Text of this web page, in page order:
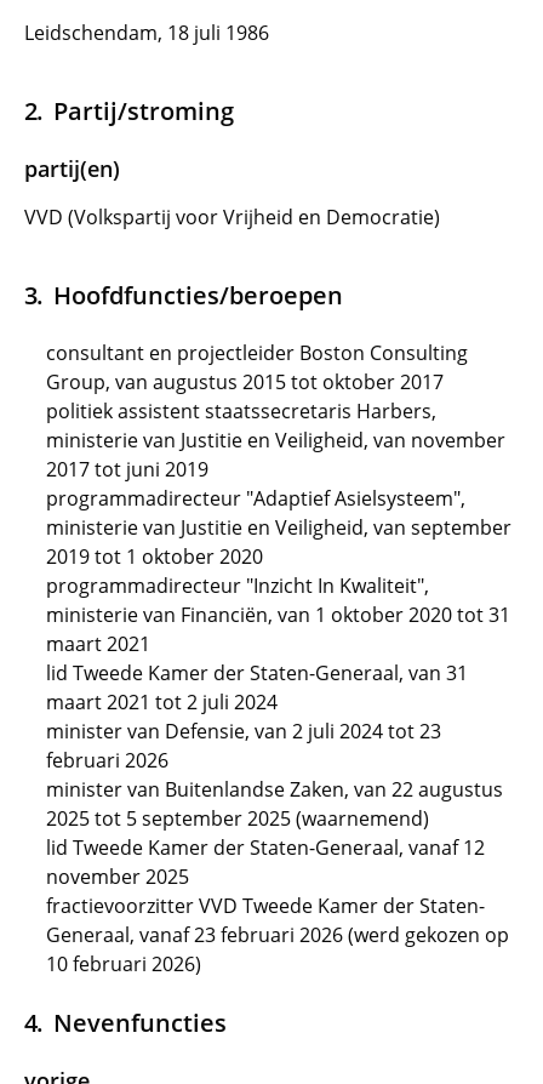
Leidschendam, 18 juli 1986
Partij/stroming
partij(en)
VVD (Volkspartij voor Vrijheid en Democratie)
Hoofdfuncties/beroepen
consultant en projectleider Boston Consulting
Group, van augustus 2015 tot oktober 2017
politiek assistent staatssecretaris Harbers,
ministerie van Justitie en Veiligheid, van november
2017 tot juni 2019
programmadirecteur "Adaptief Asielsysteem",
ministerie van Justitie en Veiligheid, van september
2019 tot 1 oktober 2020
programmadirecteur "Inzicht In Kwaliteit",
ministerie van Financiën, van 1 oktober 2020 tot 31
maart 2021
lid Tweede Kamer der Staten-Generaal, van 31
maart 2021 tot 2 juli 2024
minister van Defensie, van 2 juli 2024 tot 23
februari 2026
minister van Buitenlandse Zaken, van 22 augustus
2025 tot 5 september 2025 (waarnemend)
lid Tweede Kamer der Staten-Generaal, vanaf 12
november 2025
fractievoorzitter VVD Tweede Kamer der Staten-
Generaal, vanaf 23 februari 2026 (werd gekozen op
10 februari 2026)
Nevenfuncties